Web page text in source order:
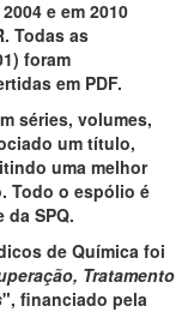
e em 2010
Todas as
foram
em PDF.
séries, volumes,
um título,
uma melhor
Todo o espólio é
SPQ.
de Química foi
Tratamento
", financiado pela